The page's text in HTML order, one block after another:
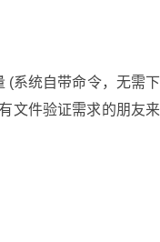
(系统自带命令，无需下
文件验证需求的朋友来